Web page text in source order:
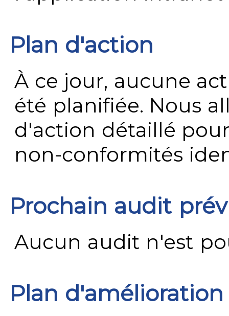
Plan d'action
À ce jour, aucune
été planifiée. Nous
d'action détaillé
non-conformités
Prochain audit
Aucun audit n'est
Plan